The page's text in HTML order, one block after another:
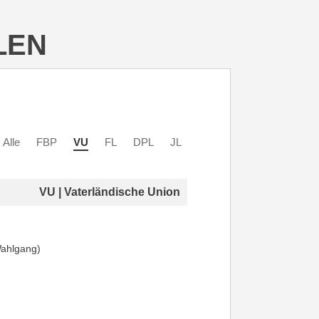
Alle FBP VU FL DPL JL
VU | Vaterländische Union